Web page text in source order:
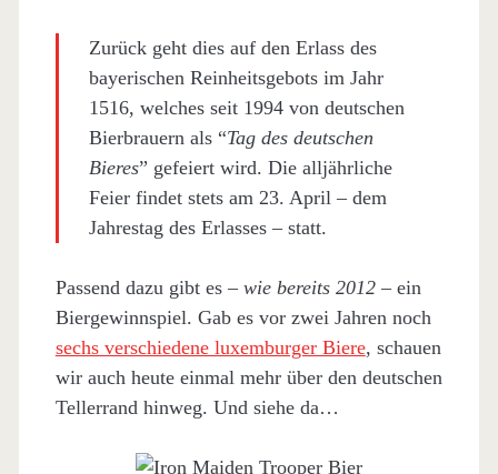
Zurück geht dies auf den Erlass des
bayerischen Reinheitsgebots im Jahr
1516, welches seit 1994 von deutschen
Bierbrauern als “Tag des deutschen
Bieres” gefeiert wird. Die alljährliche
Feier findet stets am 23. April – dem
Jahrestag des Erlasses – statt.
Passend dazu gibt es – wie bereits 2012 – ein
Biergewinnspiel. Gab es vor zwei Jahren noch
sechs verschiedene luxemburger Biere, schauen
wir auch heute einmal mehr über den deutschen
Tellerrand hinweg. Und siehe da…